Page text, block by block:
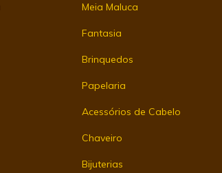
Meia Maluca
Fantasia
Brinquedos
Papelaria
Acessórios de Cabelo
Chaveiro
Bijuterias